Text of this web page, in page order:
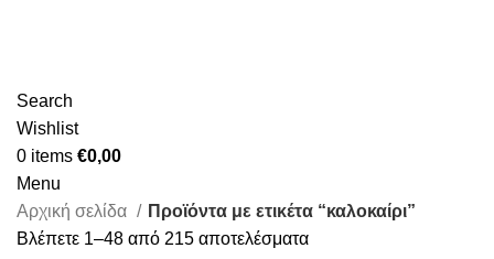
Search
Wishlist
0 items €0,00
Menu
Αρχική σελίδα
Προϊόντα με ετικέτα “καλοκαίρι”
Βλέπετε 1–48 από 215 αποτελέσματα